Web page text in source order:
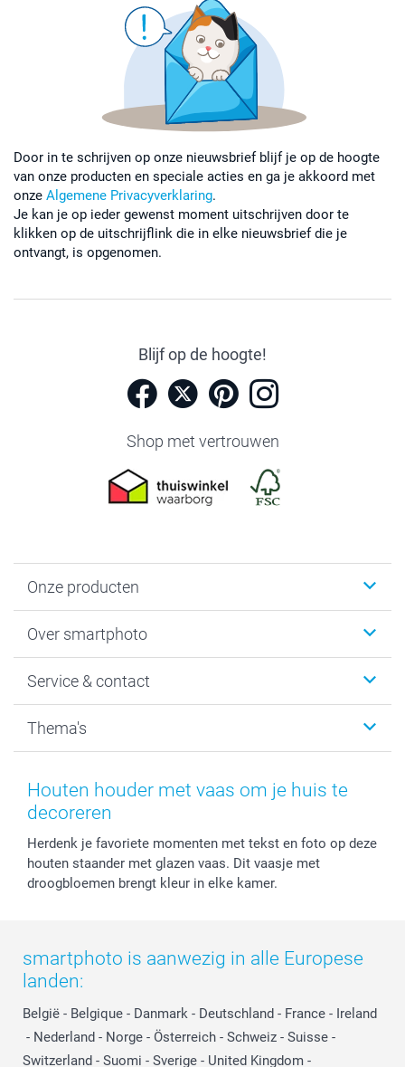
Door in te schrijven op onze nieuwsbrief blijf je op de hoogte
van onze producten en speciale acties en ga je akkoord met
onze Algemene Privacyverklaring.
Je kan je op ieder gewenst moment uitschrijven door te
klikken op de uitschrijflink die in elke nieuwsbrief die je
ontvangt, is opgenomen.
Blijf op de hoogte!
Shop met vertrouwen
Onze producten
Fotoboeken
Fotocadeaus
Kaarten
Over smartphoto
Vacatures
Bestelproces
Herroepingsrecht
Privacy
Reviews
Prijslijst
Service & contact
Tevredenheidsgarantie
Mijn orderstatus
smartbonus
service@smartphoto.nl
Affiliate partnerprogramma
Thema's
Baby
Moederdag
Huwelijk
Houten houder met vaas om je huis te
decoreren
Herdenk je favoriete momenten met tekst en foto op deze
houten staander met glazen vaas. Dit vaasje met
droogbloemen brengt kleur in elke kamer.
smartphoto is aanwezig in alle Europese
landen:
België - Belgique - Danmark - Deutschland - France - Ireland
- Nederland - Norge - Österreich - Schweiz - Suisse -
Switzerland - Suomi - Sverige - United Kingdom -